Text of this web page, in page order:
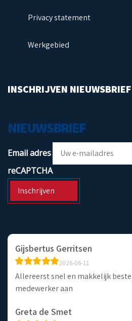
Privacy statement
Werkgebied
INSCHRIJVEN NIEUWSBRIEF
NIEUWSBRIEF
Email adres
reCAPTCHA
Inschrijven
Gijsbertus Gerritsen
2026-06-11
Allereerst snel en makkelijk
medewerker aan
Greta de Smet